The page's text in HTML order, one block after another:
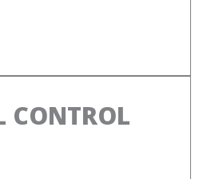
CONTROL